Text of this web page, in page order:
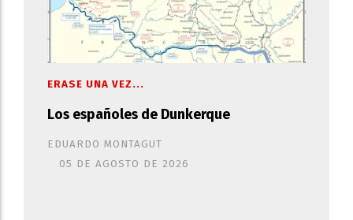
Los españoles de Dunkerque
EDUARDO MONTAGUT
ERASE UNA VEZ...
05 DE AGOSTO DE 2026